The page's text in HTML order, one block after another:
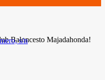
Baloncesto Majadahonda!
s/n